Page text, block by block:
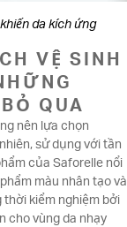
da kích ứng
VỆ SINH
QUA
nên lựa chọn
sử dụng với tần
của Saforelle nổi
màu nhân tạo và
kiểm nghiệm bởi
cho vùng da nhạy